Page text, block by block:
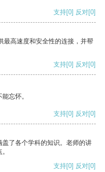
支持[0] 反对[0]
最高速度和安全性的连接，并帮
支持[0] 反对[0]
忘怀。
支持[0] 反对[0]
了各个学科的知识。老师的讲
支持[0] 反对[0]